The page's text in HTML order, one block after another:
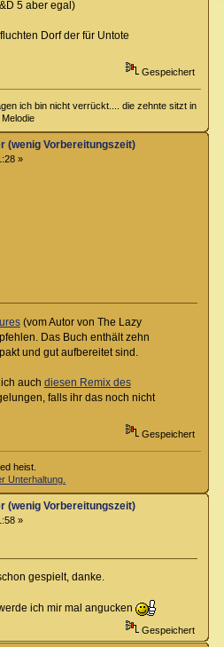
5 aber egal)
Dorf der für Untote
Gespeichert
ich bin nicht verrückt.... die zehnte sitzt in
(wenig Vorbereitungszeit)
»
(vom Autor von The Lazy
Das Buch enthält zehn
und gut aufbereitet sind.
auch diesen Remix des
falls ihr das noch nicht
Gespeichert
heist.
Unterhaltung.
(wenig Vorbereitungszeit)
»
gespielt, danke.
ich mir mal angucken
Gespeichert